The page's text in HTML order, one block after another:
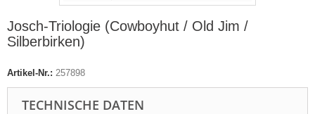
Josch-Triologie (Cowboyhut / Old Jim /
Silberbirken)
Artikel-Nr.: 257898
TECHNISCHE DATEN